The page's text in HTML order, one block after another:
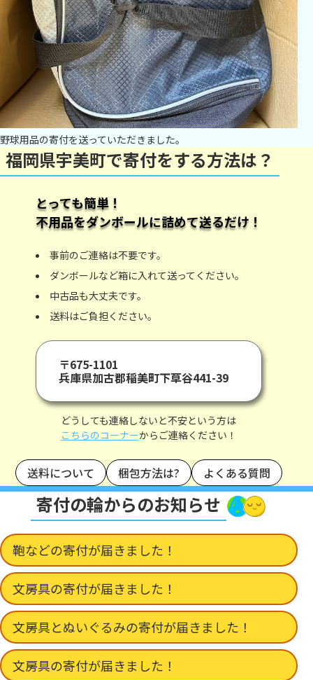
野球用品の寄付を送っていただきました。
福岡県宇美町で寄付をする方法は？
とっても簡単！
不用品をダンボールに詰めて送るだけ！
事前のご連絡は不要です。
ダンボールなど箱に入れて送ってください。
中古品も大丈夫です。
送料はご負担ください。
〒675-1101
兵庫県加古郡稲美町下草谷441-39
どうしても連絡しないと不安という方は
こちらのコーナーからご連絡ください！
送料について 梱包方法は? よくある質問
寄付の輪からのお知らせ
鞄などの寄付が届きました！
文房具の寄付が届きました！
文房具とぬいぐるみの寄付が届きました！
文房具の寄付が届きました！